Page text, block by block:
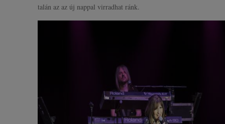
talán az az új nappal virradhat ránk.